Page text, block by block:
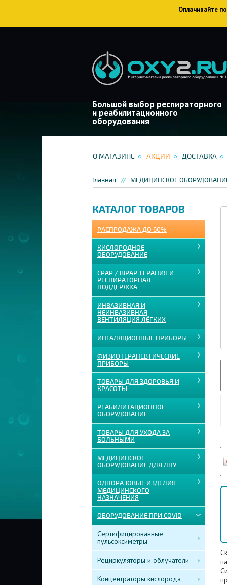
Оплачивайте
Большой выбор респираторного
и реабилитационного
оборудования
О МАГАЗИНЕ АКЦИИ ДОСТАВКА
Главная МЕДИЦИНСКОЕ
КАТАЛОГ ТОВАРОВ
РАСПРОДАЖА ДО 60%
КИСЛОРОДНОЕ
ОБОРУДОВАНИЕ
CPAP / BIPAP ТЕРАПИЯ И
РЕСПИРАТОРНАЯ
ПОДДЕРЖКА
ИНВАЗИВНАЯ И
НЕИНВАЗИВНАЯ
ВЕНТИЛЯЦИЯ ЛЁГКИХ
ИНГАЛЯЦИОННЫЕ ПРИБОРЫ
ФИЗИОТЕРАПЕВТИЧЕСКИЕ
ПРИБОРЫ
ТОВАРЫ ДЛЯ ЗДОРОВЬЯ И
КРАСОТЫ
РЕАБИЛИТАЦИОННОЕ
ОБОРУДОВАНИЕ
ТОВАРЫ ДЛЯ УХОДА ЗА
БОЛЬНЫМИ
МЕДИЦИНСКОЕ
ОБОРУДОВАНИЕ ДЛЯ ЛПУ
ОДНОРАЗОВЫЕ ИЗДЕЛИЯ
МЕДИЦИНСКОГО
НАЗНАЧЕНИЯ
ОБОРУДОВАНИЕ ПРИ COVID
Сертифицированные
пульсоксиметры
Рециркуляторы и облучатели
Концентраторы кислорода